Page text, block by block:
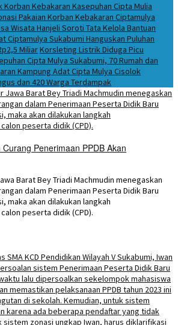
Korban Kebakaran Kasepuhan Cipta Mulia
Pakaian Korban Kebakaran Ciptamulya
Wisata Hanjeli Soroti Tata Kelola Bantuan
Ciptamulya Sukabumi Hanguskan Puluhan
MiliarKorsleting Listrik Diduga Picu
Cipta Mulya Sukabumi, 70 Rumah dan
Kampung Adat Cipta Mulya Cisolok
dan 420 Warga Terdampak
Penerimaan PPDB Akan
Barat Bey Triadi Machmudin menegaskan
dalam Penerimaan Peserta Didik Baru
maka akan dilakukan langkah
peserta didik (CPD).